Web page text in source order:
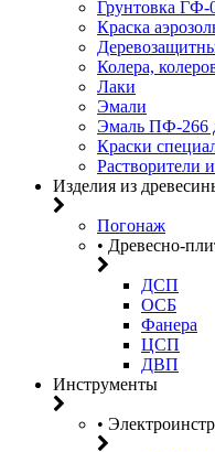
Грунтовка ГФ-
Краска
Колера,
Лаки
Эмали
Эмаль ПФ-266
Краски
Растворители
Изделия из
Погонаж
• Древесно-
ДСП
ОСБ
Фанера
ЦСП
ДВП
Инструменты
•